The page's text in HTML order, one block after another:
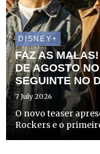
DISNEY+
FAZ AS
DE AGOSTO
SEGUINTE NO
7 July 2026
O novo teaser
Rockers e o